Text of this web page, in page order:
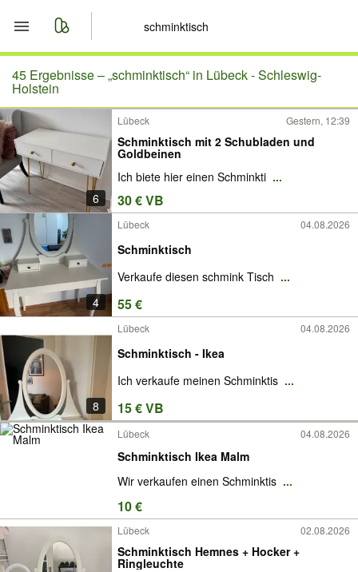
Start
Merkliste
Nachrichten
Anzeige aufgeben
45 Ergebnisse –„schminktisch“ in Lübeck - Schleswig-
Holstein
6
Lübeck Gestern, 12:39
Schminktisch mit 2 Schubladen und
Goldbeinen
Ich biete hier einen Schminkti ...
30 € VB
4
Lübeck 04.08.2026
Schminktisch
Verkaufe diesen schmink Tisch ...
55 €
8
Lübeck 04.08.2026
Schminktisch - Ikea
Ich verkaufe meinen Schminktis ...
15 € VB
Lübeck 04.08.2026
Schminktisch Ikea Malm
Wir verkaufen einen Schminktis ...
10 €
Lübeck 02.08.2026
Schminktisch Hemnes + Hocker +
Ringleuchte